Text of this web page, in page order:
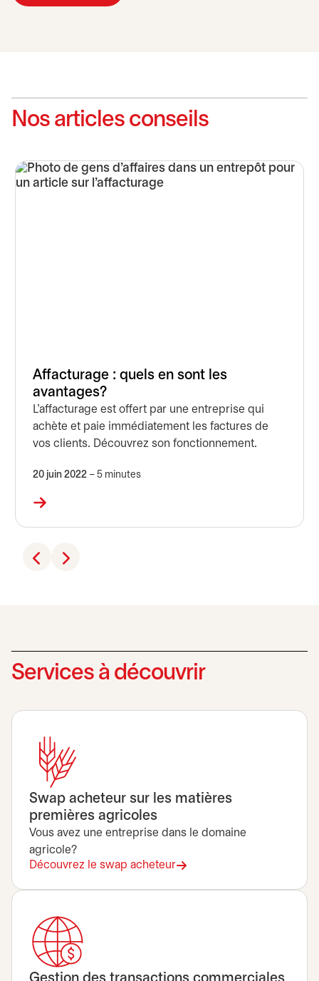
Nos articles conseils
Affacturage : quels en sont les
avantages?
L’affacturage est offert par une entreprise qui
achète et paie immédiatement les factures de
vos clients. Découvrez son fonctionnement.
20 juin 2022 – 5 minutes
Services à découvrir
Swap acheteur sur les matières
premières agricoles
Vous avez une entreprise dans le domaine
agricole?
Découvrez le swap acheteur